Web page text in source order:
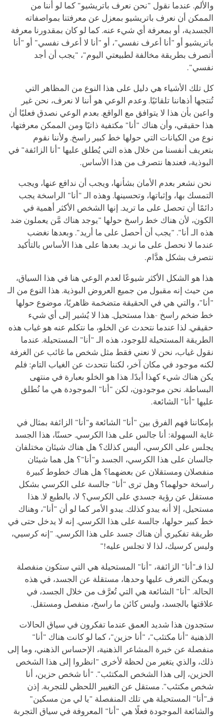
والألم. عندما نقول "نحن نعرف باتريشيو" كما لو أننا من
الممكن أن نعرف باتريشيو بمعزل عن معرفتنا بمواصفاته
الجسدية، أو بمعرفة أي شيء عنه. كما لو كان بمقدورنا معرفة
باتريشيو أو "أنا أعرف نفسي"، أو "أنا لا أعرف نفسي" أو "أنا
أتصرف بطريقة مخالفة لطبيعتي اليوم"، "يجب أن أجد
نفسي".
كل تلك الأشياء هي دليل على هذا النوع من المظاهر التي
تُنتجها أذهاننا تلقائيًا. وعدم الوعي هو أننا لا نعرف، نحن غير
واعين بأن هذا لا يتوافق مع الواقع. بعدم الوعي نصدق فعليًا أن
هذا حقيقي، وأن هناك "أنا" مكتفية ذاتيًا ومن الممكن معرفتها،
نوع من الكيانات التي حولها خط كبير راسخ. ولأننا نقوم
بتعريف أنفسنا من خلال هذه التي يُطلق عليها "أنا الزائفة" في
البوذية، فعندها نتصرف من هذا الأساس.
نحن نشعر بعدم الأمان بشأنها، ويجب أن ندافع عنها، ويجب
التمسك بها، وإثباتها، وتحسينها. وهذه الـ "أنا" الراسخة يجب
دائمًا أن تحصل على ما تريد. إنها الشخص الأكثر أهمية في
الكون، لأن هناك خط راسخ حولها "يوجد هناك مَّن يعملون ضد
هذه الـ أنا". "يجب أن أحصل على ما أريد". وبعدها نغضب
عندما لا نحصل على ما نريد. بعدها على هذا الأساس بالتأكيد
نتصرف بشكل هدَّام.
هذا هو الشكل الأكثر شيوعًا لعدم الوعي هنا في هذا السياق،
من حيث إنه مقبول من جميع العروض البوذية. هذا النوع من الـ
"أنا"، والتي هي في الحقيقة متضخمة ظاهريًا، موضوع حولها
خط ضخم راسخ -هذا مستحيل. هذا لا يُشير إلى أي شيء
حقيقي. لذا عندما نتحدث عن الخلو، ما نتكلم عنه هو غياب هذه
الطريقة المستحيلة للوجود، هذه الـ "أنا" المستحيلة. عندما
نقول غياب، نحن لا نعني فقط مثل شخص ما غائب عن الغرفة
لكنه موجود في مكان آخر، لكننا نتحدث عن الغياب التام: فلم
يكن هناك شيء كهذا أبدًا. هذا هو الخلو بعبارة في منتهى
البساطة. نحن موجودون، لكن "أنا" الموجودة هي ما نُطلق
عليها "أنا" الشائعة.
بإمكاننا فهم الفرق بين "أنا" الشائعة و"أنا" الزائفة بمثال في
غاية السهولة: أنا جالس على هذا الكرسي. حسنًا، هذا الجسد
يجلس على الكرسي، أليس كذلك؟ هل هناك شيئان مختلفان
جالسان على هذا الكرسي، الجسد و"أنا"؟ هل هما شيئان
منفصلان ومستقلان عن بعضهما؟ هل هناك خطوط كبيرة
راسخة حولهما؟ وهل ترى "أنا" جالسة على الكرسي بشكل
مستقل عن رؤية جسدي على الكرسي؟ لا، بالطبع لا. هذا
مستحيل، إلا أنه يبدو كذلك. يبدو الأمر كما لو أن "أنا"، وهناك
خط كبير حولها، جالسة على هذا الكرسي. إنه لا يدخل حتى في
طريقة تفكيري أن هناك جسد على هذا الكرسي. "إنه كرسيي،
وليس كرسيك، لذا لا تجلس عليه!"
لذا فـ"أنا" الزائفة، "أنا" المستحيلة هي التي ستكون منفصلة
ويمكن التعرف عليها وحدها، مستقلة عن الجسد، في هذه
الحالة. "أنا" الشائعة هي التي تُعرَّف من خلال الجسد، في
علاقتها بالجسد، وليس كائن ما راسخ، منفصل ومستقل.
ستجدون هذا شديد العمق عندما تفكرون في سياق الحالات
الذهنية "أنا مكتئب"، "أنا حزين"، كما لو كانت هناك "أنا"
منفصلة عن خبرة المشاعر الذهنية، الإحساس الذهني، وما إلى
ذلك، والذي يتغير من لحظة لأخرى "انظروا إلى هذا الشخص
الحزين، إلى هذا الشخص المكتئب". "أنا شخص حزين، أنا
شخص مكتئب". مستقل عن التغيير اللحظي للتجربة. إذن
فـ"أنا" المستحيلة هي تلك المنفصلة "يا لي من مسكين"
والشائعة الموجودة فعلًا هي "أنا" المعروفة في سياق التجربة